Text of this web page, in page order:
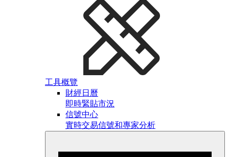
工具概覽
財經日曆
即時緊貼市況
信號中心
實時交易信號和專家分析